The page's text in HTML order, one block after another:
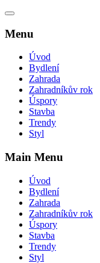
Menu
Úvod
Bydlení
Zahrada
Zahradníkův rok
Úspory
Stavba
Trendy
Styl
Main Menu
Úvod
Bydlení
Zahrada
Zahradníkův rok
Úspory
Stavba
Trendy
Styl